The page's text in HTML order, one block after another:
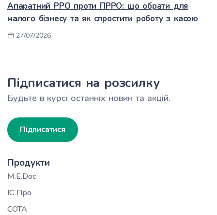
Апаратний РРО проти ПРРО: що обрати для
малого бізнесу та як спростити роботу з касою
27/07/2026
Підписатися на розсилку
Будьте в курсі останніх новин та акцій.
Підписатися
Продукти
M.E.Doc
ІС Про
СОТА